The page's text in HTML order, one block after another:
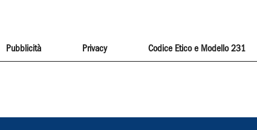
Pubblicità Privacy Codice Etico e Modello 231